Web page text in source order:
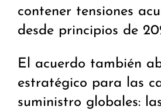
contener tensiones
desde principios de
El acuerdo también
estratégico para las
suministro globales: